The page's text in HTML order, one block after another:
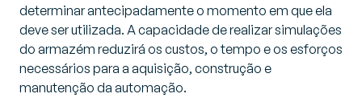
determinar antecipadamente o momento em que ela
deve ser utilizada. A capacidade de realizar simulações
do armazém reduzirá os custos, o tempo e os esforços
necessários para a aquisição, construção e
manutenção da automação.